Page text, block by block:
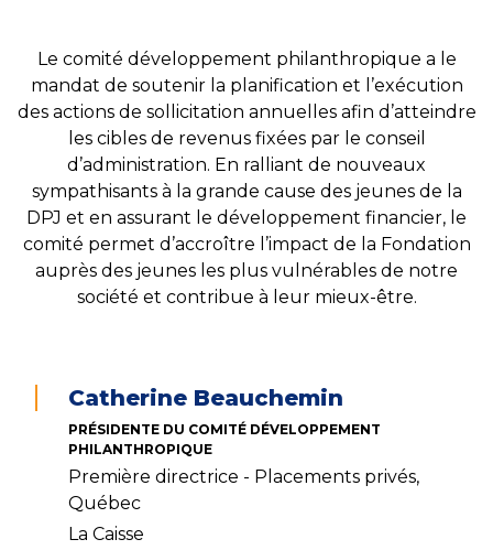
Le comité développement philanthropique a le
mandat de soutenir la planification et l’exécution
des actions de sollicitation annuelles afin d’atteindre
les cibles de revenus fixées par le conseil
d’administration. En ralliant de nouveaux
sympathisants à la grande cause des jeunes de la
DPJ et en assurant le développement financier, le
comité permet d’accroître l’impact de la Fondation
auprès des jeunes les plus vulnérables de notre
société et contribue à leur mieux-être.
Catherine Beauchemin
PRÉSIDENTE DU COMITÉ DÉVELOPPEMENT
PHILANTHROPIQUE
Première directrice - Placements privés,
Québec
La Caisse